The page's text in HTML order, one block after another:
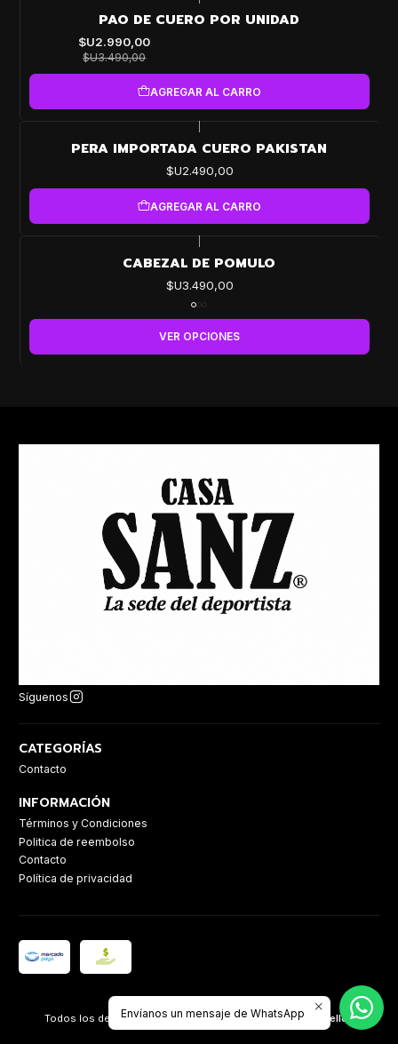
PAO DE CUERO POR UNIDAD
$U2.990,00
$U3.490,00
AGREGAR AL CARRO
PERA IMPORTADA CUERO PAKISTAN
$U2.490,00
AGREGAR AL CARRO
CABEZAL DE POMULO
$U3.490,00
VER OPCIONES
Síguenos
CATEGORÍAS
Contacto
INFORMACIÓN
Términos y Condiciones
Politica de reembolso
Contacto
Política de privacidad
Todos los derechos reservados.Desarrollado por Jumpseller.
Envíanos un mensaje de WhatsApp